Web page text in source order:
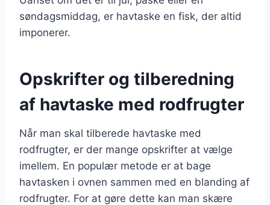
søndagsmiddag, er havtaske en fisk, der altid
imponerer.
Opskrifter og tilberedning
af havtaske med rodfrugter
Når man skal tilberede havtaske med
rodfrugter, er der mange opskrifter at vælge
imellem. En populær metode er at bage
havtasken i ovnen sammen med en blanding af
rodfrugter. For at gøre dette kan man skære